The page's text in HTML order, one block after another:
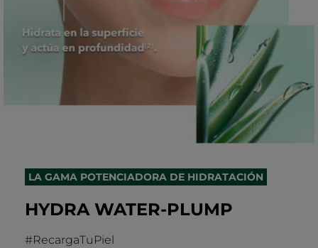
LA GAMA POTENCIADORA DE HIDRATACIÓN
HYDRA WATER-PLUMP
#RecargaTuPiel